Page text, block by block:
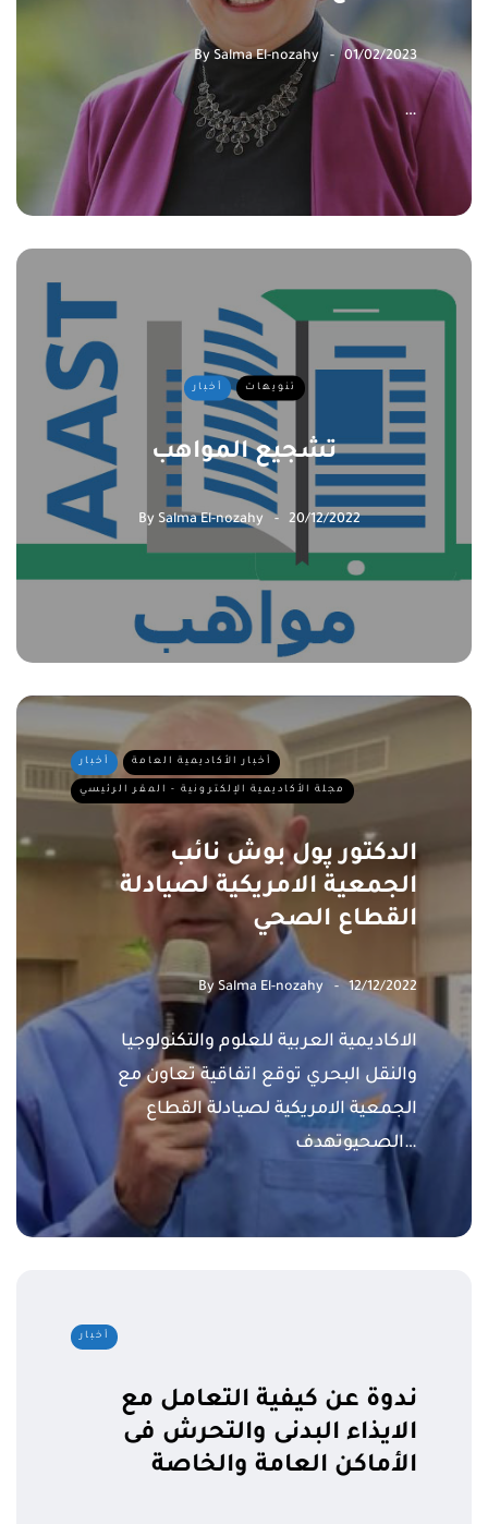
By Salma El-nozahy 01/02/2023
…
أخبار تنويهات
تشجيع المواهب
By Salma El-nozahy 20/12/2022
أخبار أخبار الأكاديمية العامة
مجلة الأكاديمية الإلكترونية - المقر الرئيسي
الدكتور پول بوش نائب
الجمعية الامريكية لصيادلة
القطاع الصحي
By Salma El-nozahy 12/12/2022
الاكاديمية العربية للعلوم والتكنولوجيا
والنقل البحري توقع اتفاقية تعاون مع
الجمعية الامريكية لصيادلة القطاع
الصحيوتهدف…
أخبار
ندوة عن كيفية التعامل مع
الايذاء البدنى والتحرش فى
الأماكن العامة والخاصة